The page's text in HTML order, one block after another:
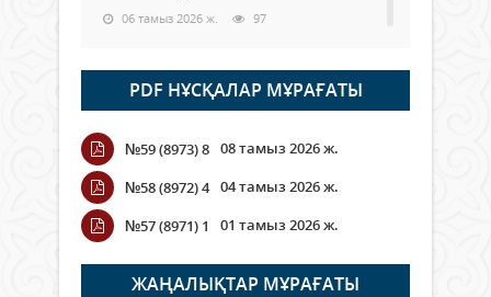
06 тамыз 2026 ж. 97
Open Air: Қызылорда облысы
полиция департаменті 20
мыңнан астам көрерменнің
қауіпсіздігін қамтамасыз етті
06 тамыз 2026 ж.
Wi-Fi ҚАБЫРҒА АРҚЫЛЫ ҚАЛАЙ
ӨТЕДІ?
06 тамыз 2026 ж. 276
PDF НҰСҚАЛАР МҰРАҒАТЫ
№59 (8973) 8 08 тамыз 2026 ж.
№58 (8972) 4 04 тамыз 2026 ж.
№57 (8971) 1
01 тамыз 2026 ж.
ЖАҢАЛЫҚТАР МҰРАҒАТЫ